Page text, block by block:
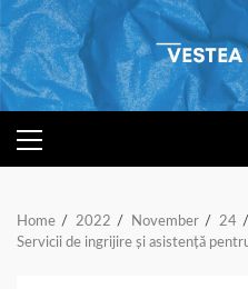
Skip
to
content
PRIMARY
MENU
Home 2022 November
24
Servicii de ingrijire și asistență